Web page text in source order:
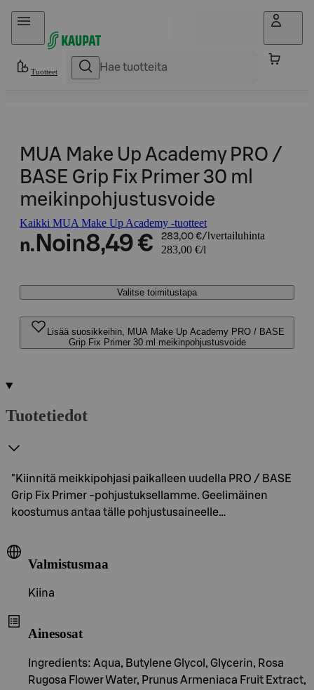
Hyppää sisältöön
Tuotteet
MUA Make Up Academy PRO /
BASE Grip Fix Primer 30 ml
meikinpohjustusvoide
Kaikki MUA Make Up Academy -tuotteet
n. Noin8,49 € 283,00 €/l vertailuhinta
283,00 €/l
Valitse toimitustapa
Lisää suosikkeihin, MUA Make Up Academy PRO / BASE
Grip Fix Primer 30 ml meikinpohjustusvoide
Tuotetiedot
"Kiinnitä meikkipohjasi paikalleen uudella PRO / BASE
Grip Fix Primer -pohjustuksellamme. Geelimäinen
koostumus antaa tälle pohjustusaineelle…
Valmistusmaa
Kiina
Ainesosat
Ingredients: Aqua, Butylene Glycol, Glycerin, Rosa
Rugosa Flower Water, Prunus Armeniaca Fruit Extract,